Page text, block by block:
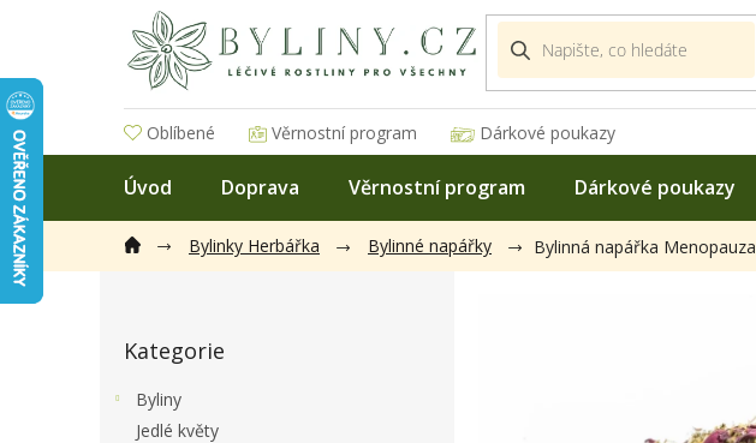
Oblíbené Věrnostní program Dárkové poukazy
Úvod Doprava Věrnostní program Dárkové poukazy
Bylinky Herbářka Bylinné napářky Bylinná napářka Menopauza
kategorie
Kategorie
Byliny
Jedlé květy